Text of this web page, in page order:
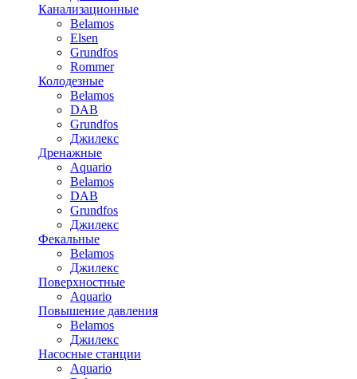
Канализационные
Belamos
Elsen
Grundfos
Rommer
Колодезные
Belamos
DAB
Grundfos
Джилекс
Дренажные
Aquario
Belamos
DAB
Grundfos
Джилекс
Фекальные
Belamos
Джилекс
Поверхностные
Aquario
Повышение давления
Belamos
Джилекс
Насосные станции
Aquario